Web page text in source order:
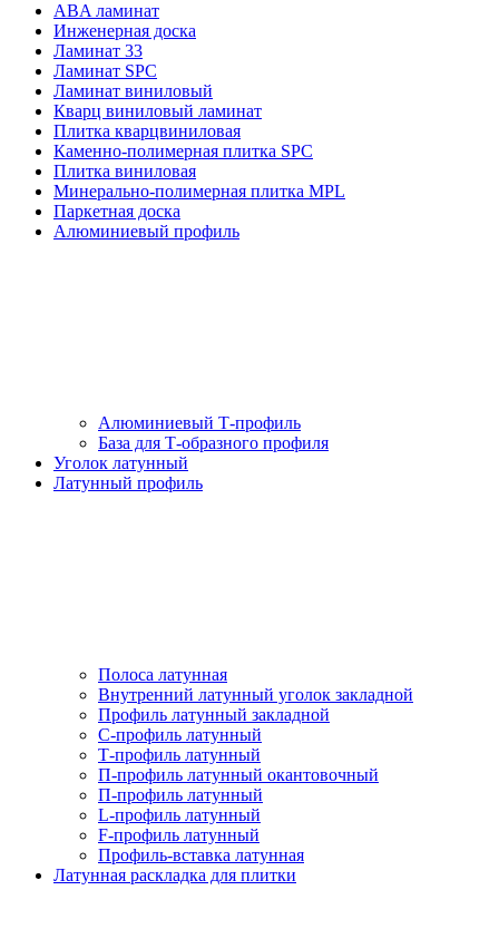
ABA ламинат
Инженерная доска
Ламинат 33
Ламинат SPC
Ламинат виниловый
Кварц виниловый ламинат
Плитка кварцвиниловая
Каменно-полимерная плитка SPC
Плитка виниловая
Минерально-полимерная плитка MPL
Паркетная доска
Алюминиевый профиль
Алюминиевый Т-профиль
База для Т-образного профиля
Уголок латунный
Латунный профиль
Полоса латунная
Внутренний латунный уголок закладной
Профиль латунный закладной
С-профиль латунный
Т-профиль латунный
П-профиль латунный окантовочный
П-профиль латунный
L-профиль латунный
F-профиль латунный
Профиль-вставка латунная
Латунная раскладка для плитки